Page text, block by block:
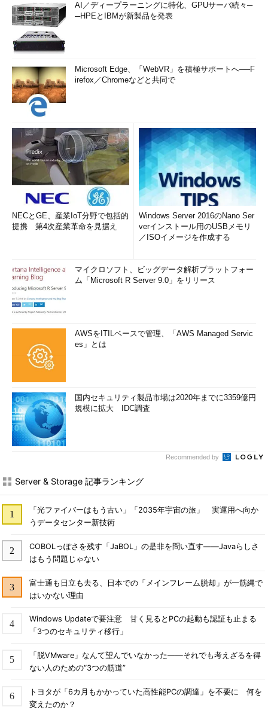
AI／ディープラーニングに特化、GPUサーバ続々─
─HPEとIBMが新製品を発表
Microsoft Edge、「WebVR」を積極サポートへ──F
irefox／Chromeなどと共同で
NECとGE、産業IoT分野で包括的
提携 第4次産業革命を見据え
Windows Server 2016のNano Ser
verインストール用のUSBメモリ
／ISOイメージを作成する
マイクロソフト、ビッグデータ解析プラットフォー
ム「Microsoft R Server 9.0」をリリース
AWSをITILベースで管理、「AWS Managed Servic
es」とは
国内セキュリティ製品市場は2020年までに3359億円
規模に拡大 IDC調査
Recommended by
Server & Storage 記事ランキング
「光ファイバーはもう古い」「2035年宇宙の旅」 実運用へ向か
うデータセンター新技術
COBOLっぽさを残す「JaBOL」の是非を問い直す――Javaらしさ
はもう問題じゃない
富士通も日立も去る、日本での「メインフレーム脱却」が一筋縄で
はいかない理由
Windows Updateで要注意 甘く見るとPCの起動も認証も止まる
「3つのセキュリティ移行」
「脱VMware」なんて望んでいなかった――それでも考えざるを得
ない人のための“3つの筋道”
トヨタが「6カ月もかかっていた高性能PCの調達」を不要に 何を
変えたのか？